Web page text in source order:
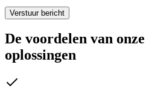
Verstuur bericht
De voordelen van
oplossingen